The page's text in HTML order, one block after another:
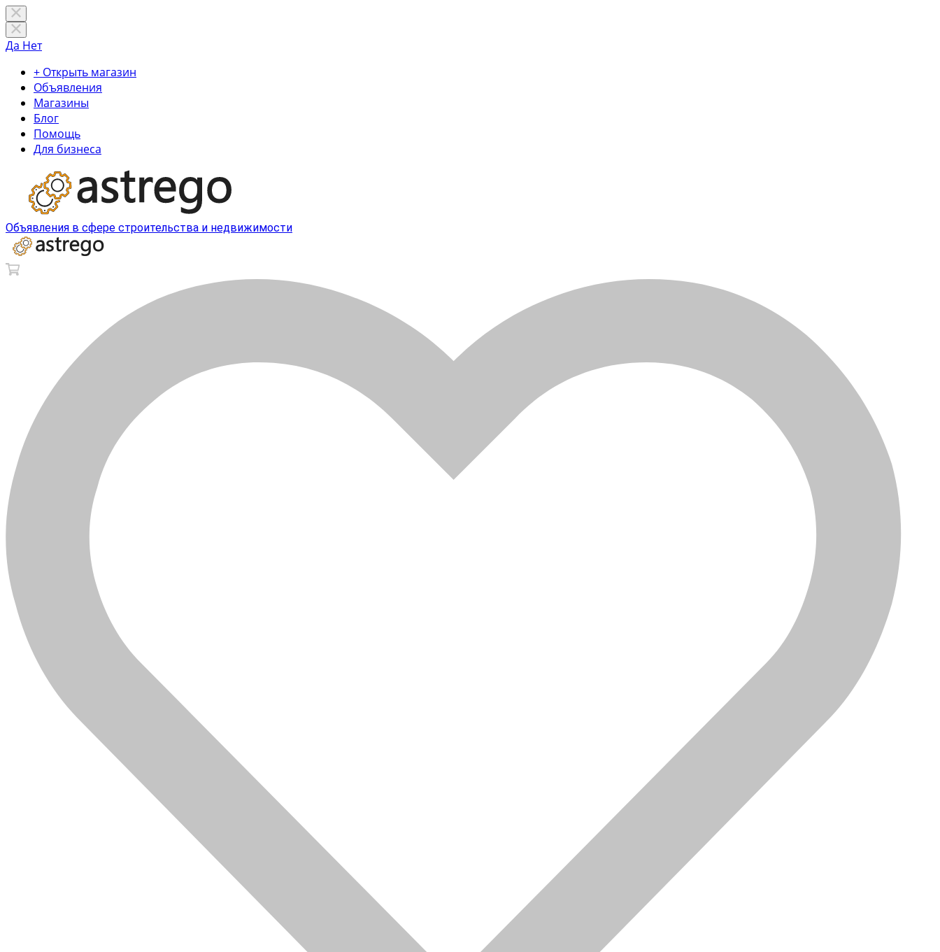
Да Нет
+ Открыть магазин
Объявления
Магазины
Блог
Помощь
Для бизнеса
Объявления в сфере строительства и недвижимости